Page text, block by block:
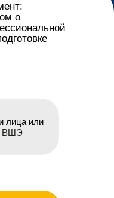
о
лица или
ВШЭ